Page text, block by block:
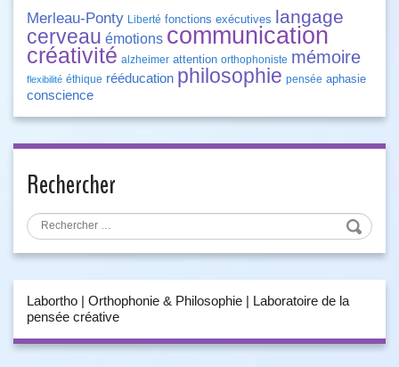
Merleau-Ponty Liberté fonctions exécutives langage
cerveau émotions communication
créativité alzheimer attention orthophoniste mémoire
flexibilité éthique rééducation philosophie pensée aphasie
conscience
Rechercher
Labortho | Orthophonie & Philosophie | Laboratoire de la
pensée créative